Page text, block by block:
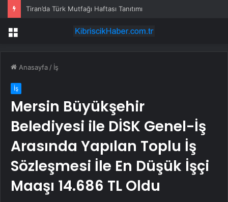
Tiran’da Türk Mutfağı Haftası Tanıtımı
Menü
Anasayfa / İş
İş
Mersin Büyükşehir
Belediyesi ile DİSK Genel-İş
Arasında Yapılan Toplu İş
Sözleşmesi İle En Düşük İşçi
Maaşı 14.686 TL Oldu